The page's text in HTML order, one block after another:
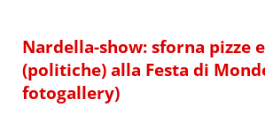
Nardella-show: sforna pizze
(politiche) alla Festa di
fotogallery)